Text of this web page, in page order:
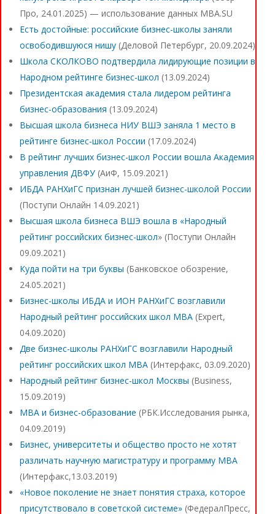
Про, 24.01.2025) — использование данных MBA.SU
Есть достойные: российские бизнес-школы заняли
освободившуюся нишу (Деловой Петербург, 20.09.2024)
Школа СКОЛКОВО подтвердила лидирующие позиции в
Народном рейтинге бизнес-школ (13.09.2024)
Президентская академия стала лидером рейтинга
бизнес-образования (13.09.2024)
Высшая школа бизнеса НИУ ВШЭ заняла 1 место в
рейтинге бизнес-школ России (17.09.2024)
В рейтинг лучших бизнес-школ России вошла Академия
управления ДВФУ (АиФ, 15.09.2021)
ИБДА РАНХиГС признан лучшей бизнес-школой России
(Поступи Онлайн 14.09.2021)
Высшая школа бизнеса ВШЭ вошла в «Народный
рейтинг российских бизнес-школ» (Поступи Онлайн
09.09.2021)
Куда пойти на три буквы (Банковское обозрение,
24.05.2021)
Бизнес-школы ИБДА и ИОН РАНХиГС возглавили
Народный рейтинг российских школ МВА (Expert,
04.09.2020)
Две бизнес-школы РАНХиГС возглавили Народный
рейтинг российских школ МВА (Интерфакс, 03.09.2020)
Народный рейтинг бизнес-школ Москвы (Business,
15.09.2019)
MBA и бизнес-образование (РБК.Исследования рынка,
04.09.2019)
Бизнес, университеты и общество просто не хотят
различать научную магистратуру и программу MBA
(Интерфакс,13.03.2019)
«Новое поколение не знает понятия страха, которое
присутствовало в советской системе» (ФедералПресс,